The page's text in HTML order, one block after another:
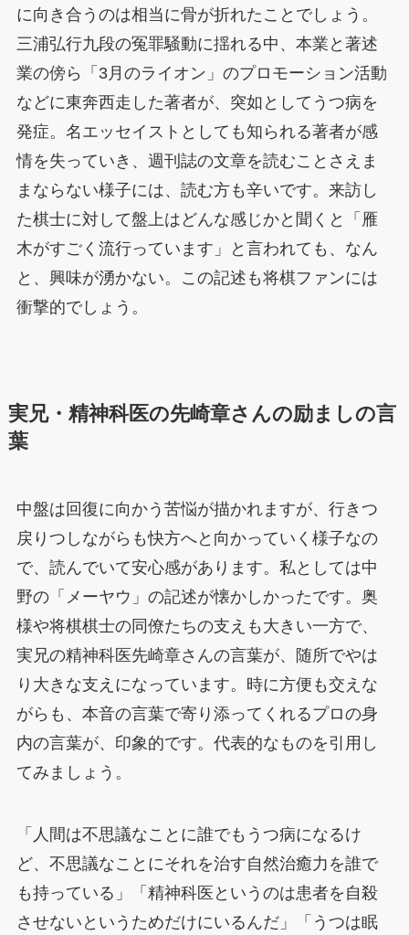
に向き合うのは相当に骨が折れたことでしょう。
三浦弘行九段の冤罪騒動に揺れる中、本業と著述
業の傍ら「3月のライオン」のプロモーション活動
などに東奔西走した著者が、突如としてうつ病を
発症。名エッセイストとしても知られる著者が感
情を失っていき、週刊誌の文章を読むことさえま
まならない様子には、読む方も辛いです。来訪し
た棋士に対して盤上はどんな感じかと聞くと「雁
木がすごく流行っています」と言われても、なん
と、興味が湧かない。この記述も将棋ファンには
衝撃的でしょう。
実兄・精神科医の先崎章さんの励ましの言
葉
中盤は回復に向かう苦悩が描かれますが、行きつ
戻りつしながらも快方へと向かっていく様子なの
で、読んでいて安心感があります。私としては中
野の「メーヤウ」の記述が懐かしかったです。奥
様や将棋棋士の同僚たちの支えも大きい一方で、
実兄の精神科医先崎章さんの言葉が、随所でやは
り大きな支えになっています。時に方便も交えな
がらも、本音の言葉で寄り添ってくれるプロの身
内の言葉が、印象的です。代表的なものを引用し
てみましょう。
「人間は不思議なことに誰でもうつ病になるけ
ど、不思議なことにそれを治す自然治癒力を誰で
も持っている」「精神科医というのは患者を自殺
させないというためだけにいるんだ」「うつは眠